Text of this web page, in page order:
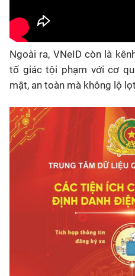
Ngoài ra, VNeID còn là
tố giác tội phạm với cơ
mật, an toàn mà không lộ